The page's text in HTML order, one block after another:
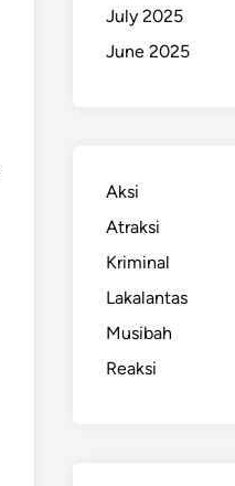
July 2025
June 2025
Aksi
Atraksi
Kriminal
Lakalantas
Musibah
Reaksi